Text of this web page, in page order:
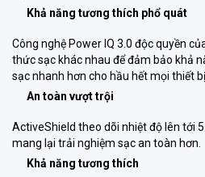
Khả năng tương thích phổ quát
Công nghệ Power IQ 3.0 độc quyền
thức sạc khác nhau để đảm bảo khả
sạc nhanh hơn cho hầu hết mọi thiết bị.
An toàn vượt trội
ActiveShield theo dõi nhiệt độ lên tới
mang lại trải nghiệm sạc an toàn hơn.
Khả năng tương thích